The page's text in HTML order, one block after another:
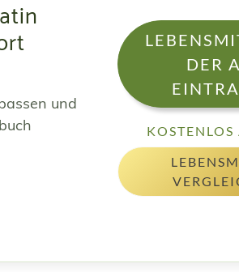
und
DER